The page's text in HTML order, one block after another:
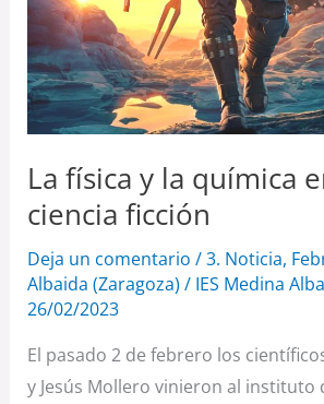
La física y la química
ciencia ficción
Deja un comentario /3. Noticia,
Albaida (Zaragoza) / IES Medina
26/02/2023
El pasado 2 de febrero los
y Jesús Mollero vinieron al instituto